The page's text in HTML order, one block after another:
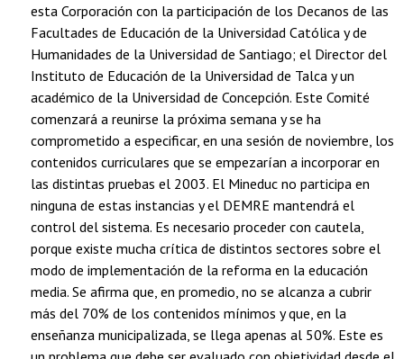
esta Corporación con la participación de los Decanos de las
Facultades de Educación de la Universidad Católica y de
Humanidades de la Universidad de Santiago; el Director del
Instituto de Educación de la Universidad de Talca y un
académico de la Universidad de Concepción. Este Comité
comenzará a reunirse la próxima semana y se ha
comprometido a especificar, en una sesión de noviembre, los
contenidos curriculares que se empezarían a incorporar en
las distintas pruebas el 2003. El Mineduc no participa en
ninguna de estas instancias y el DEMRE mantendrá el
control del sistema. Es necesario proceder con cautela,
porque existe mucha crítica de distintos sectores sobre el
modo de implementación de la reforma en la educación
media. Se afirma que, en promedio, no se alcanza a cubrir
más del 70% de los contenidos mínimos y que, en la
enseñanza municipalizada, se llega apenas al 50%. Este es